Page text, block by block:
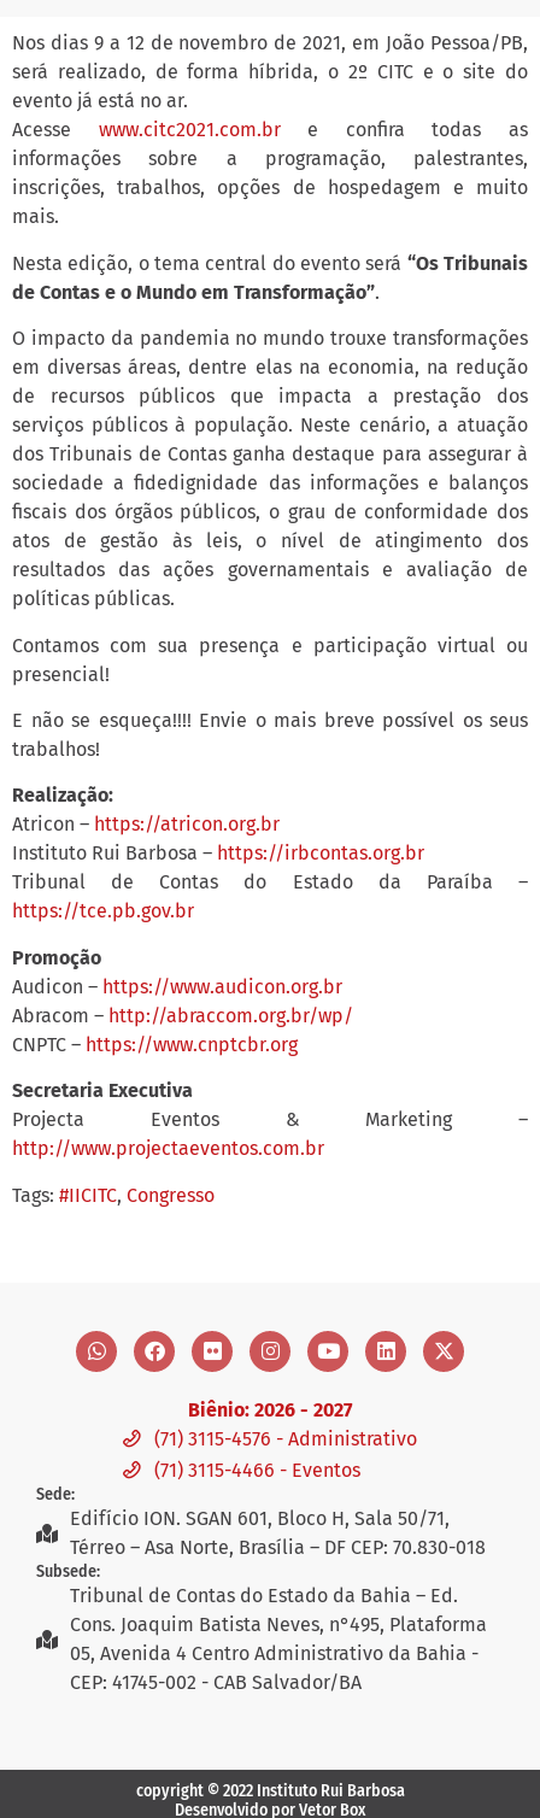
Nos dias 9 a 12 de novembro de 2021, em João Pessoa/PB,
será realizado, de forma híbrida, o 2º CITC e o site do
evento já está no ar.
Acesse www.citc2021.com.bre confira todas as
informações sobre a programação, palestrantes,
inscrições, trabalhos, opções de hospedagem e muito
mais.
Nesta edição, o tema central do evento será “Os Tribunais
de Contas e o Mundo em Transformação”.
O impacto da pandemia no mundo trouxe transformações
em diversas áreas, dentre elas na economia, na redução
de recursos públicos que impacta a prestação dos
serviços públicos à população. Neste cenário, a atuação
dos Tribunais de Contas ganha destaque para assegurar à
sociedade a fidedignidade das informações e balanços
fiscais dos órgãos públicos, o grau de conformidade dos
atos de gestão às leis, o nível de atingimento dos
resultados das ações governamentais e avaliação de
políticas públicas.
Contamos com sua presença e participação virtual ou
presencial!
E não se esqueça!!!! Envie o mais breve possível os seus
trabalhos!
Realização:
Atricon – https://atricon.org.br
Instituto Rui Barbosa – https://irbcontas.org.br
Tribunal de Contas do Estado da Paraíba –
https://tce.pb.gov.br
Promoção
Audicon – https://www.audicon.org.br
Abracom – http://abraccom.org.br/wp/
CNPTC – https://www.cnptcbr.org
Secretaria Executiva
Projecta Eventos & Marketing –
http://www.projectaeventos.com.br
Tags: #IICITC, Congresso
Biênio: 2026 - 2027
(71) 3115-4576 - Administrativo
(71) 3115-4466 - Eventos
Sede:
Edifício ION. SGAN 601, Bloco H, Sala 50/71,
Térreo – Asa Norte, Brasília – DF CEP: 70.830-018
Subsede:
Tribunal de Contas do Estado da Bahia – Ed.
Cons. Joaquim Batista Neves, n°495, Plataforma
05, Avenida 4 Centro Administrativo da Bahia -
CEP: 41745-002 - CAB Salvador/BA
copyright © 2022 Instituto Rui Barbosa
Desenvolvido por Vetor Box